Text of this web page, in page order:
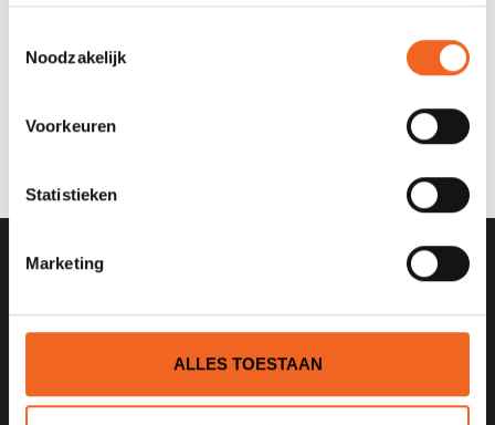
Noodzakelijk
Voorkeuren
Statistieken
Marketing
ALLES TOESTAAN
SPIRIT PEDDELHOES,
SPIRIT GREENLAND
€25,00
NIEUWSBRIEF